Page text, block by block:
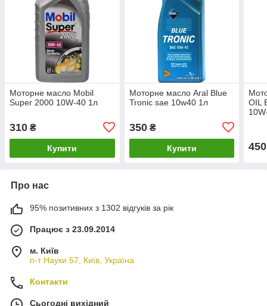
Моторне масло Mobil
Super 2000 10W-40 1л
310 ₴
Купити
Моторне масло Aral Blue
Tronic sae 10w40 1л
350₴
Купити
OIL
450
Про нас
95% позитивних з 1302 відгуків за рік
Працює з 23.09.2014
м. Київ
п-т Науки 57, Київ, Україна
Контакти
Сьогодні вихідний